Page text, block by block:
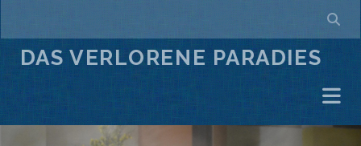
DAS VERLORENE PARADIES